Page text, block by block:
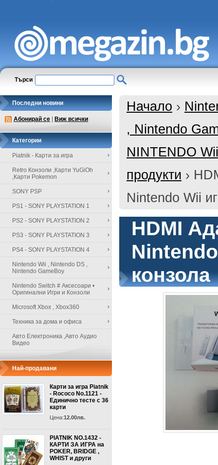
Търси
Последни новини
Абонирай се Виж всички
Категории
Piatnik - Карти за игра
Retro Конзоли ,Карти YuGiOh
,Карти Pokemon
SONY PSP
PS1 - SONY PLAYSTATION 1
PS2 - SONY PLAYSTATION 2
PS3 - SONY PLAYSTATION 3
PS4 - SONY PLAYSTATION 4
Nintendo Wii , Nintendo DS ,
Nintendo GameBoy
Nintendo Switch # Аксесоари •
Оригинални Игри и Конзоли
Microsoft Xbox , Xbox360
Техника за дома и офиса
Авто Електроника ,Авто Аудио
Видео
Най-продавани
Карти за игра Piatnik
- Rococo No.1121 -
Единично тесте с 36
карти
Цена:12.00лв.
PIATNIK NO.1432 -
КАРТИ ЗА ИГРА на
POKER, BRIDGE ,
WHIST и други
Начало ›
, Nintendo
NINTENDO
продукти ›
Nintendo Wii
HDMI
конзола